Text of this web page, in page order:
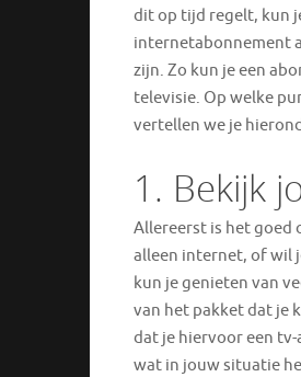
dit op tijd regelt, kun
internetabonnement
zijn. Zo kun je een
televisie. Op welke
vertellen we je
1. Bekijk
Allereerst is het goed
alleen internet, of wil
kun je genieten van
van het pakket dat je
dat je hiervoor een
wat in jouw situatie